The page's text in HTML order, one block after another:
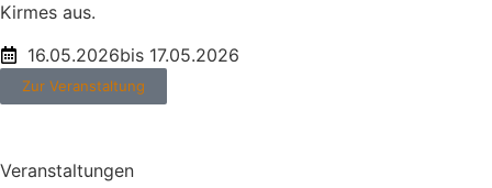
Kirmes aus.
16.05.2026bis 17.05.2026
Zur Veranstaltung
Veranstaltungen